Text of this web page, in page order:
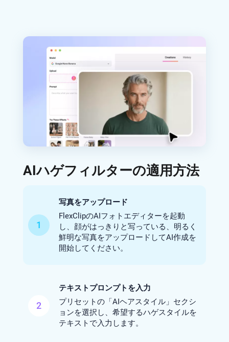
AIハゲフィルターの適用方法
1
写真をアップロード
FlexClipのAIフォトエディターを起動
し、顔がはっきりと写っている、明るく
鮮明な写真をアップロードしてAI作成を
開始してください。
2
テキストプロンプトを入力
プリセットの「AIヘアスタイル」セクシ
ョンを選択し、希望するハゲスタイルを
テキストで入力します。